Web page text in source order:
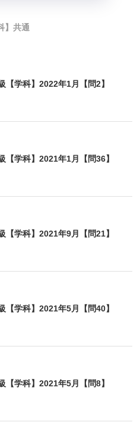
】共通
【学科】2022年1月【問2】
【学科】2021年1月【問36】
【学科】2021年9月【問21】
【学科】2021年5月【問40】
【学科】2021年5月【問8】